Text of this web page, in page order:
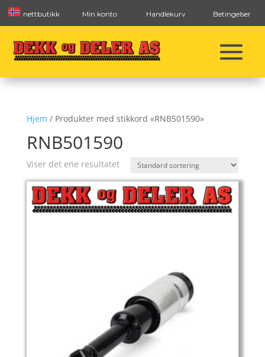
nettbutikk Min konto Handlekurv Betingelser
Hjem / Produkter med stikkord «RNB501590»
RNB501590
Viser det ene resultatet